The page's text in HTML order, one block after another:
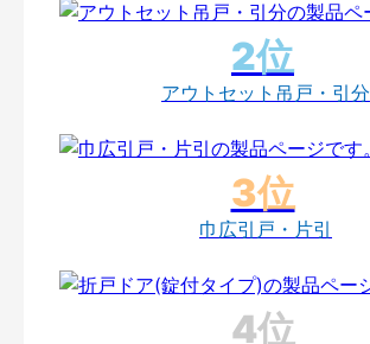
アウトセット吊戸・引分
巾広引戸・片引